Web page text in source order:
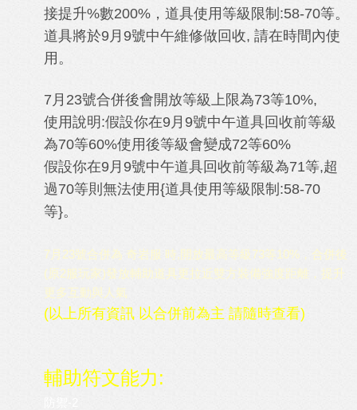
接提升%數200%，道具使用等級限制:58-70等。
道具將於9月9號中午維修做回收, 請在時間內使
用。
7月23號合併後會開放等級上限為73等10%,
使用說明:假設你在9月9號中午道具回收前等級
為70等60%使用後等級會變成72等60%
假設你在9月9號中午道具回收前等級為71等,超
過70等則無法使用{道具使用等級限制:58-70
等}。
7月23號合併為 奇岩服 時,開放最高等級73等10%，合併後
(原2服玩家)發放輔助道具更拉近雙方裝備強度距離，提升
更多互動與人氣
(以上所有資訊 以合併前為主 請隨時查看)
輔助符文能力: